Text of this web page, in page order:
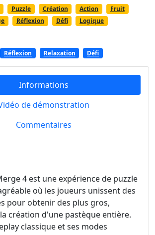
Puzzle Création Action
Fruit
Réflexion Défi
Logique
Réflexion Relaxation Défi
Informations
de démonstration
Commentaires
4 est une expérience de puzzle
où les joueurs unissent des
pour obtenir des plus gros,
création d'une pastèque entière.
classique et ses modes